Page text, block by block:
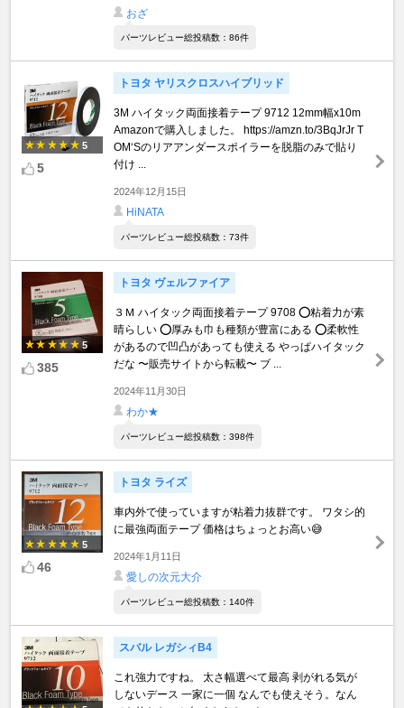
おざ
パーツレビュー総投稿数：86件
5
5
トヨタ ヤリスクロスハイブリッド
3M ハイタック両面接着テープ 9712 12mm幅x10m
Amazonで購入しました。 https://amzn.to/3BqJrJr T
OM‘Sのリアアンダースポイラーを脱脂のみで貼り
付け ...
2024年12月15日
HiNATA
パーツレビュー総投稿数：73件
5
385
トヨタ ヴェルファイア
３Ｍ ハイタック両面接着テープ 9708 ⭕粘着力が素
晴らしい ⭕厚みも巾も種類が豊富にある ⭕柔軟性
があるので凹凸があっても使える やっぱハイタック
だな 〜販売サイトから転載〜 ブ ...
2024年11月30日
わか★
パーツレビュー総投稿数：398件
5
46
トヨタ ライズ
車内外で使っていますが粘着力抜群です。 ワタシ的
に最強両面テープ 価格はちょっとお高い😅
2024年1月11日
愛しの次元大介
パーツレビュー総投稿数：140件
スバル レガシィB4
これ強力ですね。 太さ幅選べて最高 剥がれる気が
しないデース 一家に一個 なんでも使えそう。なん